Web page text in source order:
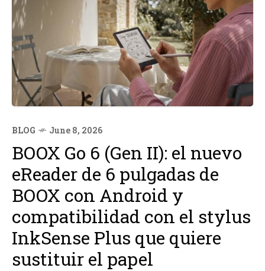
BLOG June 8, 2026
BOOX Go 6 (Gen II): el nuevo
eReader de 6 pulgadas de
BOOX con Android y
compatibilidad con el stylus
InkSense Plus que quiere
sustituir el papel